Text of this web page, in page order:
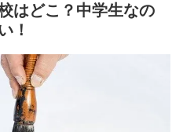
はどこ？中学生なの
！